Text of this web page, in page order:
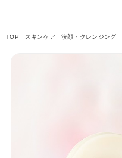
TOP スキンケア 洗顔・クレンジング